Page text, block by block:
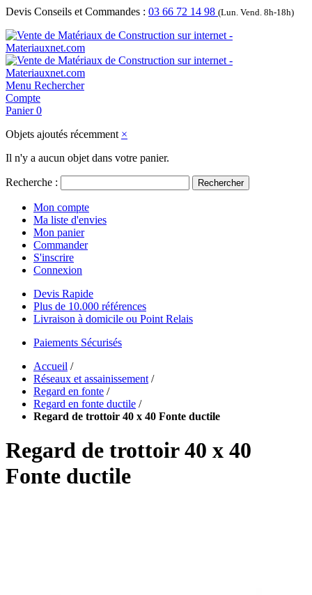
Devis Conseils et Commandes : 03 66 72 14 98 (Lun. Vend. 8h-18h)
Menu Rechercher
Compte
Panier 0
Objets ajoutés récemment ×
Il n'y a aucun objet dans votre panier.
Recherche : Rechercher
Mon compte
Ma liste d'envies
Mon panier
Commander
S'inscrire
Connexion
Devis Rapide
Plus de 10.000 références
Livraison à domicile ou Point Relais
Paiements Sécurisés
Accueil /
Réseaux et assainissement /
Regard en fonte /
Regard en fonte ductile /
Regard de trottoir 40 x 40 Fonte ductile
Regard de trottoir 40 x 40
Fonte ductile